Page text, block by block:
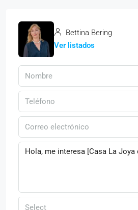
Bettina Bering
Ver listados
Select